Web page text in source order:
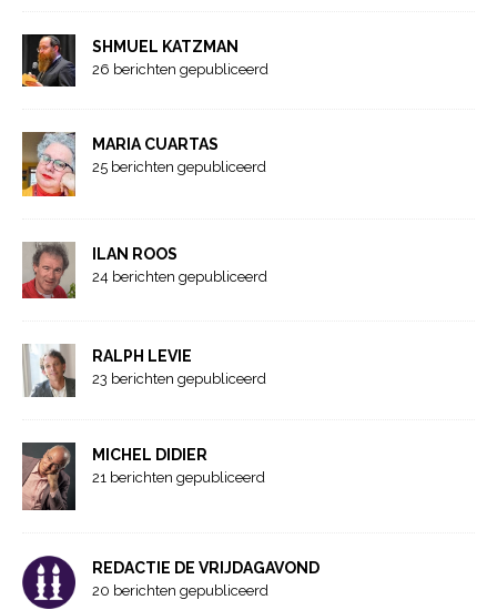
SHMUEL KATZMAN
26 berichten gepubliceerd
MARIA CUARTAS
25 berichten gepubliceerd
ILAN ROOS
24 berichten gepubliceerd
RALPH LEVIE
23 berichten gepubliceerd
MICHEL DIDIER
21 berichten gepubliceerd
REDACTIE DE VRIJDAGAVOND
20 berichten gepubliceerd